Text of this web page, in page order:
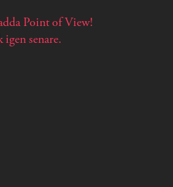
Point of View!
igen senare.